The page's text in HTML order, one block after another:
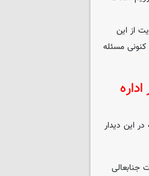
از این
مسئله
این دیدار
جنابعالی